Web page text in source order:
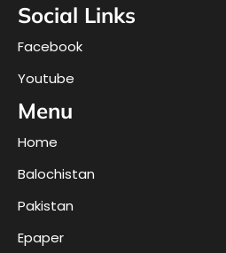
Social Links
Facebook
Youtube
Menu
Home
Balochistan
Pakistan
Epaper